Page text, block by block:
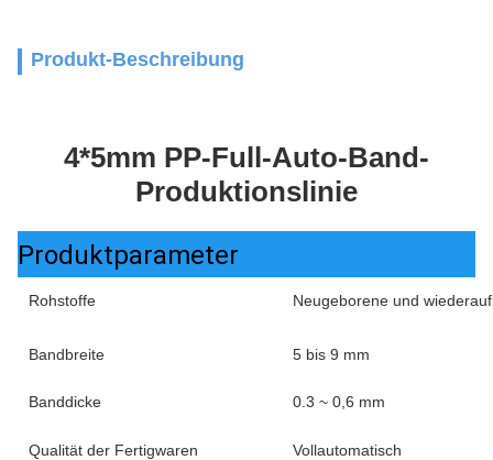
Produkt-Beschreibung
4*5mm PP-Full-Auto-Band-
Produktionslinie
Produktparameter
Rohstoffe Neugeborene und
Bandbreite 5 bis 9 mm
Banddicke 0.3 ~ 0,6 mm
Qualität der Fertigwaren Vollautomatisch